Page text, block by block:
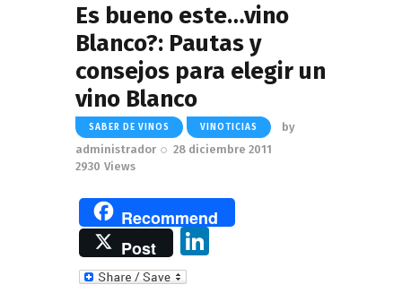
Es bueno este…vino
Blanco?: Pautas y
consejos para elegir un
vino Blanco
SABER DE VINOS VINOTICIAS
by
administrador
28 diciembre 2011
2930 Views
Recommend
Post